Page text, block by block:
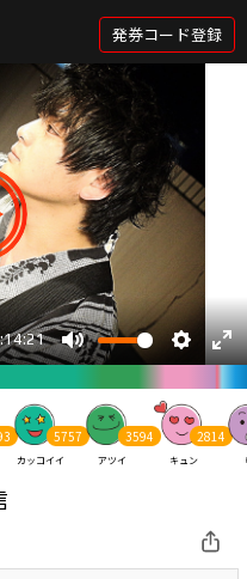
発券コード登録
5757
カッコイイ
3594
アツイ
2814
キュン